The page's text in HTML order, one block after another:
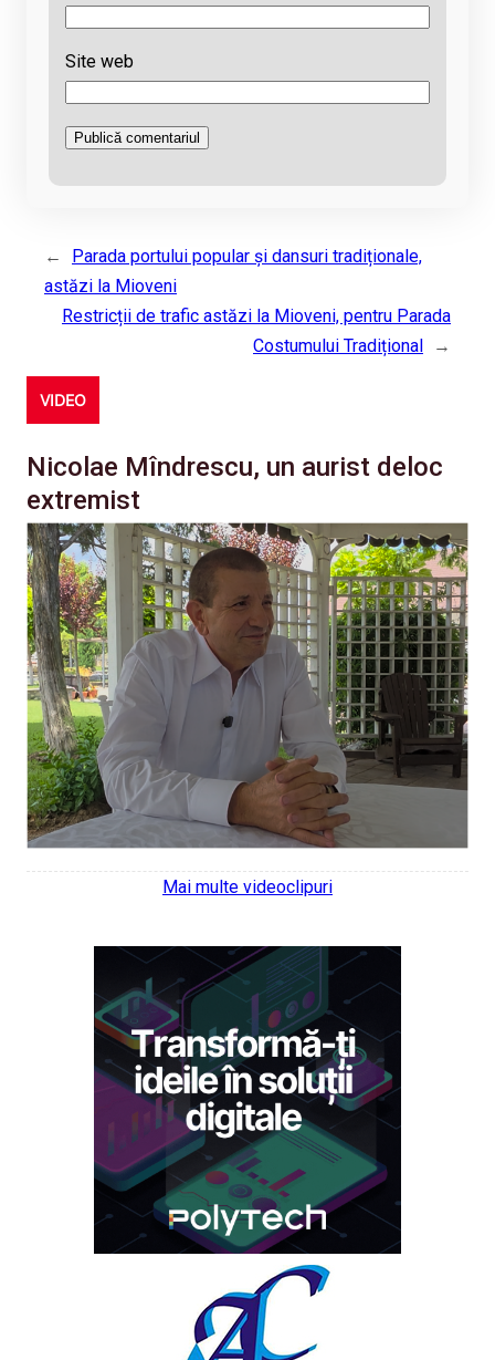
Site web
←
Parada portului popular și dansuri tradiționale,
astăzi la Mioveni
Restricții de trafic astăzi la Mioveni, pentru Parada
Costumului Tradițional
→
VIDEO
Nicolae Mîndrescu, un aurist deloc
extremist
Mai multe videoclipuri